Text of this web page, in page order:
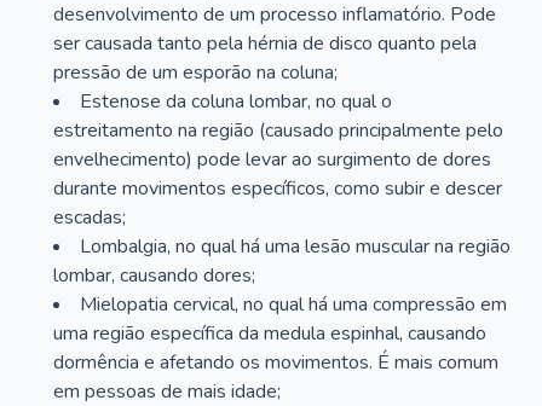
desenvolvimento de um processo inflamatório. Pode
ser causada tanto pela hérnia de disco quanto pela
pressão de um esporão na coluna;
Estenose da coluna lombar, no qual o
estreitamento na região (causado principalmente pelo
envelhecimento) pode levar ao surgimento de dores
durante movimentos específicos, como subir e descer
escadas;
Lombalgia, no qual há uma lesão muscular na região
lombar, causando dores;
Mielopatia cervical, no qual há uma compressão em
uma região específica da medula espinhal, causando
dormência e afetando os movimentos. É mais comum
em pessoas de mais idade;